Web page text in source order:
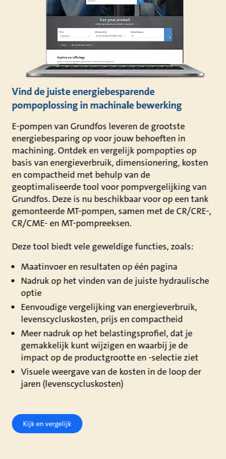
Vind de juiste energiebesparende
pompoplossing in machinale bewerking
E-pompen van Grundfos leveren de grootste
energiebesparing op voor jouw behoeften in
machining. Ontdek en vergelijk pompopties op
basis van energieverbruik, dimensionering, kosten
en compactheid met behulp van de
geoptimaliseerde tool voor pompvergelijking van
Grundfos. Deze is nu beschikbaar voor op een tank
gemonteerde MT-pompen, samen met de CR/CRE-,
CR/CME- en MT-pompreeksen.
Deze tool biedt vele geweldige functies, zoals:
Maatinvoer en resultaten op één pagina
Nadruk op het vinden van de juiste hydraulische
optie
Eenvoudige vergelijking van energieverbruik,
levenscycluskosten, prijs en compactheid
Meer nadruk op het belastingsprofiel, dat je
gemakkelijk kunt wijzigen en waarbij je de
impact op de productgrootte en -selectie ziet
Visuele weergave van de kosten in de loop der
jaren (levenscycluskosten)
Kijk en vergelijk